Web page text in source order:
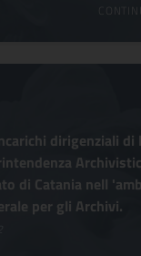
dirigenziali di
di Catania nell
per gli Archivi.